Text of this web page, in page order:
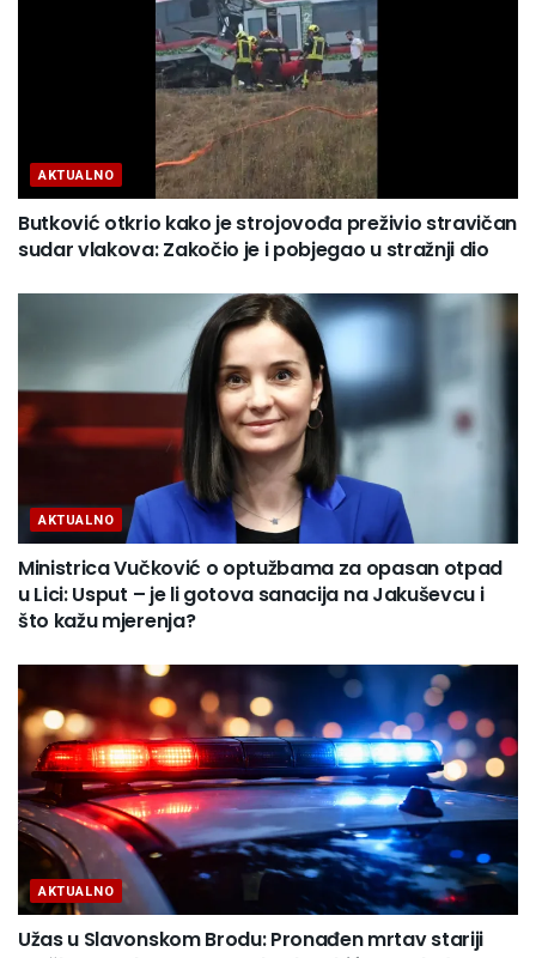
AKTUALNO
Butković otkrio kako je strojovođa preživio stravičan
sudar vlakova: Zakočio je i pobjegao u stražnji dio
AKTUALNO
Ministrica Vučković o optužbama za opasan otpad
u Lici: Usput – je li gotova sanacija na Jakuševcu i
što kažu mjerenja?
AKTUALNO
Užas u Slavonskom Brodu: Pronađen mrtav stariji